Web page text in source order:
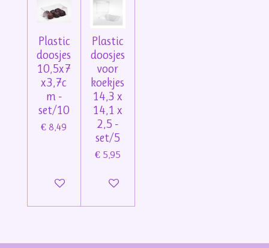
Plastic
doosjes
10,5x7
x3,7c
m -
set/10
€ 8,49
In winkelwagen
Plastic
doosjes
voor
koekjes
14,3 x
14,1 x
2,5 -
set/5
€ 5,95
In winkelwagen